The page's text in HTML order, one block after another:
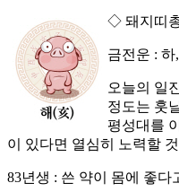
◇ 돼지띠
금전운 :
오늘의 일
정도는 훗
평성대를
이 있다면 열심히 노력할
83년생 : 쓴 약이 몸에 좋